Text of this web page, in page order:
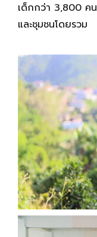
เด็กกว่า 3,800 ค
และชุมชนโดยรวม